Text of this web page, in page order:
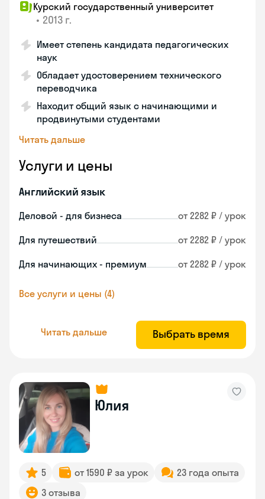
Курский государственный университет
• 2013 г.
Имеет степень кандидата педагогических
наук
Обладает удостоверением технического
переводчика
Находит общий язык с начинающими и
продвинутыми студентами
Читать дальше
Услуги и цены
Английский язык
Деловой - для бизнеса от 2282 ₽ / урок
Для путешествий от 2282 ₽ / урок
Для начинающих - премиум от 2282 ₽ / урок
Все услуги и цены (4)
Читать дальше Выбрать время
Юлия
5 от 1590 ₽ за урок
23 года опыта
3 отзыва